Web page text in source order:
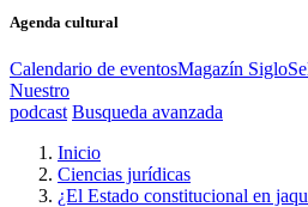
Agenda cultural
Calendario de eventosMagazín Siglo
Nuestro
podcast Busqueda avanzada
Inicio
Ciencias jurídicas
¿El Estado constitucional en